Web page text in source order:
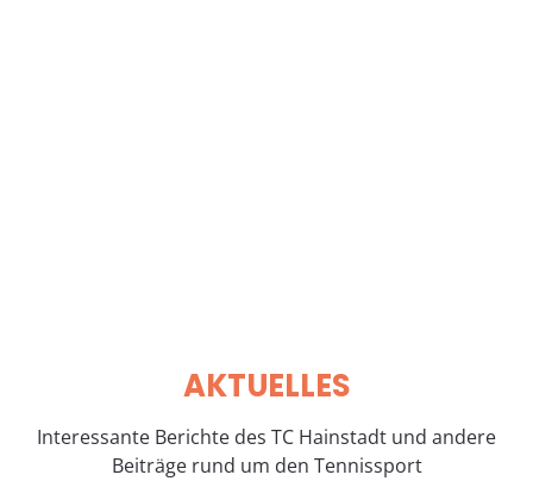
AKTUELLES
Interessante Berichte des TC Hainstadt und andere
Beiträge rund um den Tennissport